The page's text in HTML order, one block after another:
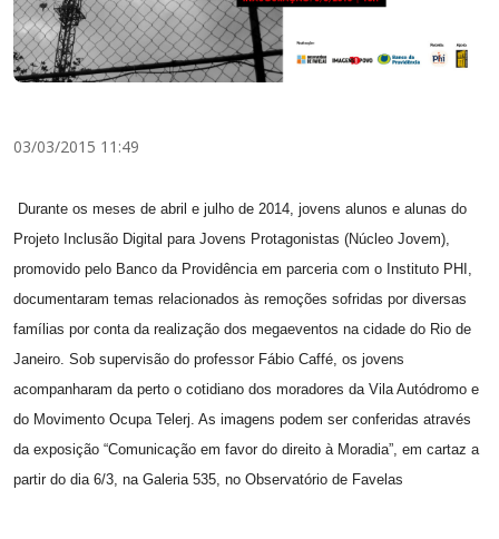
03/03/2015 11:49
Durante os meses de abril e julho de 2014, jovens alunos e alunas do
Projeto Inclusão Digital para Jovens Protagonistas (Núcleo Jovem),
promovido pelo Banco da Providência em parceria com o Instituto PHI,
documentaram temas relacionados às remoções sofridas por diversas
famílias por conta da realização dos megaeventos na cidade do Rio de
Janeiro. Sob supervisão do professor Fábio Caffé, os jovens
acompanharam da perto o cotidiano dos moradores da Vila Autódromo e
do Movimento Ocupa Telerj. As imagens podem ser conferidas através
da exposição “Comunicação em favor do direito à Moradia”, em cartaz a
partir do dia 6/3, na Galeria 535, no Observatório de Favelas